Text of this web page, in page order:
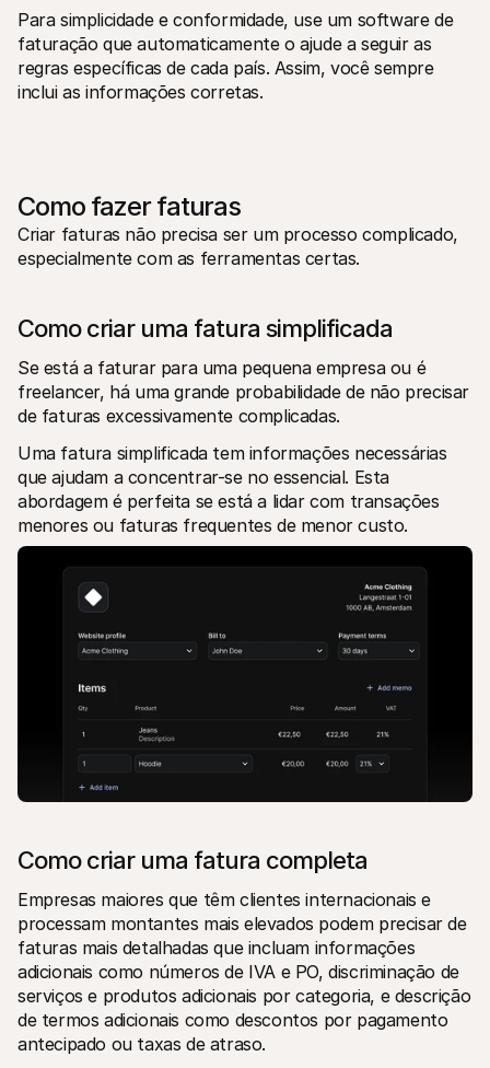
Para simplicidade e conformidade, use um software de
faturação que automaticamente o ajude a seguir as
regras específicas de cada país. Assim, você sempre
inclui as informações corretas.
Como fazer faturas
Criar faturas não precisa ser um processo complicado,
especialmente com as ferramentas certas.
Como criar uma fatura simplificada
Se está a faturar para uma pequena empresa ou é
freelancer, há uma grande probabilidade de não precisar
de faturas excessivamente complicadas.
Uma fatura simplificada tem informações necessárias
que ajudam a concentrar-se no essencial. Esta
abordagem é perfeita se está a lidar com transações
menores ou faturas frequentes de menor custo.
Como criar uma fatura completa
Empresas maiores que têm clientes internacionais e
processam montantes mais elevados podem precisar de
faturas mais detalhadas que incluam informações
adicionais como números de IVA e PO, discriminação de
serviços e produtos adicionais por categoria, e descrição
de termos adicionais como descontos por pagamento
antecipado ou taxas de atraso.